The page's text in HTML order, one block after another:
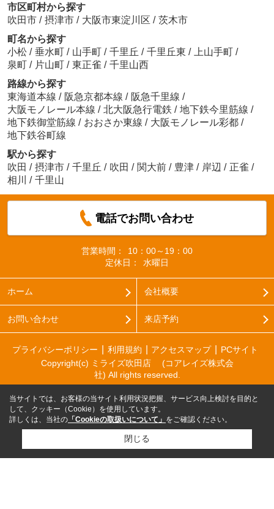
市区町村から探す
吹田市 / 摂津市 / 大阪市東淀川区 / 茨木市
町名から探す
小松 / 垂水町 / 山手町 / 千里丘 / 千里丘東 / 上山手町 /
泉町 / 片山町 / 東正雀 / 千里山西
路線から探す
東海道本線 / 阪急京都本線 / 阪急千里線 /
大阪モノレール本線 / 北大阪急行電鉄 / 地下鉄今里筋線 /
地下鉄御堂筋線 / おおさか東線 / 大阪モノレール彩都 /
地下鉄谷町線
駅から探す
吹田 / 摂津市 / 千里丘 / 吹田 / 関大前 / 豊津 / 岸辺 / 正雀 /
相川
/ 千里山
電話でお問い合わせ
営業時間：
10：00～19：00
定休日：
水曜日
ホーム 会社概要
お問い合わせ 来店予約
プライバシーポリシー 利用規約 アクセスマップ
PCサイト
Copyright(c) ミライズ吹田店 (コアレイズ株式会
社) All rights reserved.
当サイトでは、お客様の当サイト利用状況把握、サービス向上検討を目的と
して、クッキー（Cookie）を使用しています。
詳しくは、当社の 「Cookieの取扱いについて」 をご確認ください。
閉じる